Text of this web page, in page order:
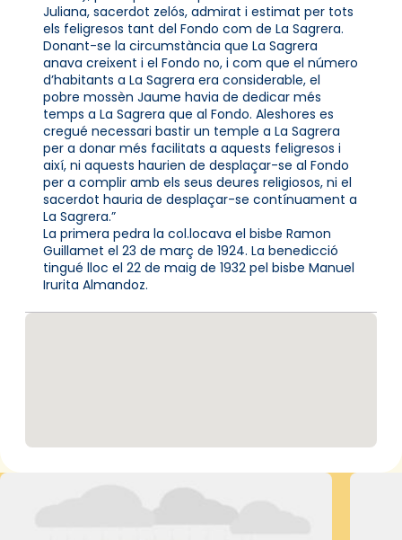
Juliana, sacerdot zelós, admirat i estimat per tots
els feligresos tant del Fondo com de La Sagrera.
Donant-se la circumstància que La Sagrera
anava creixent i el Fondo no, i com que el número
d’habitants a La Sagrera era considerable, el
pobre mossèn Jaume havia de dedicar més
temps a La Sagrera que al Fondo. Aleshores es
cregué necessari bastir un temple a La Sagrera
per a donar més facilitats a aquests feligresos i
així, ni aquests haurien de desplaçar-se al Fondo
per a complir amb els seus deures religiosos, ni el
sacerdot hauria de desplaçar-se contínuament a
La Sagrera.”
La primera pedra la col.locava el bisbe Ramon
Guillamet el 23 de març de 1924. La benedicció
tingué lloc el 22 de maig de 1932 pel bisbe Manuel
Irurita Almandoz.